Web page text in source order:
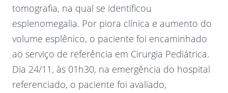
tomografia, na qual se identificou
esplenomegalia. Por piora clínica e aumento do
volume esplênico, o paciente foi encaminhado
ao serviço de referência em Cirurgia Pediátrica.
Dia 24/11, às 01h30, na emergência do hospital
referenciado, o paciente foi avaliado,